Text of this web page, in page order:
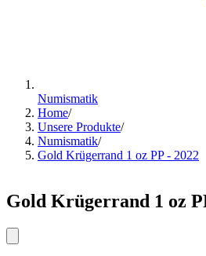
Numismatik
Home/
Unsere Produkte/
Numismatik/
Gold Krügerrand 1 oz PP - 2022
Gold Krügerrand 1 oz